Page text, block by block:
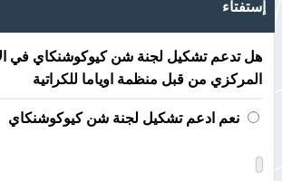
إستفتاء
هل تدعم تشكيل لجنة شن كيوكوشنكاي في
المركزي من قبل منظمة اوياما للكراتية
نعم ادعم تشكيل لجنة شن كيوكوشنكاي